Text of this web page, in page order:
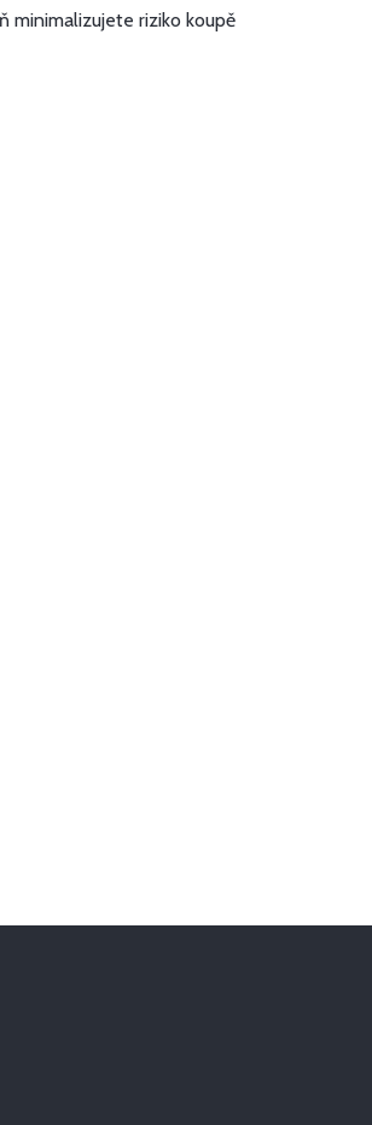
minimalizujete riziko koupě